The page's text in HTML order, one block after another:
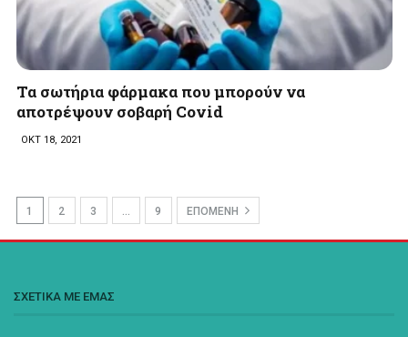
Τα σωτήρια φάρμακα που μπορούν να
αποτρέψουν σοβαρή Covid
ΟΚΤ 18, 2021
1 2 3 … 9 ΕΠΟΜΕΝΗ
ΣΧΕΤΙΚΑ ΜΕ ΕΜΑΣ